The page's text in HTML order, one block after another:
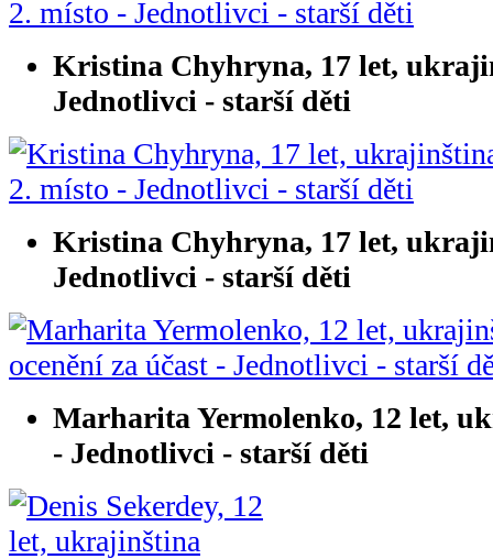
Kristina Chyhryna, 17 let,
Jednotlivci - starší děti
Kristina Chyhryna, 17 let,
Jednotlivci - starší děti
Marharita Yermolenko, 12 let,
- Jednotlivci - starší děti